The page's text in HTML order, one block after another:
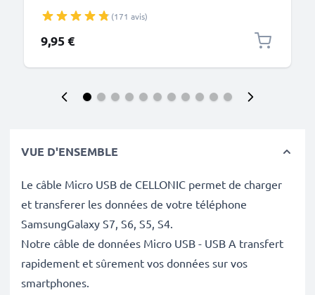
portable Iphone, Samsung, huawei
(171 avis)
9,95 €
VUE D'ENSEMBLE
Le câble Micro USB de CELLONIC permet de charger
et transferer les données de votre téléphone
SamsungGalaxy S7, S6, S5, S4.
Notre câble de données Micro USB - USB A transfert
rapidement et sûrement vos données sur vos
smartphones.